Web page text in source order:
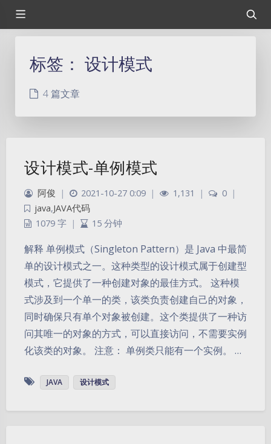
标签： 设计模式
4 篇文章
设计模式-单例模式
阿俊 | 2021-10-27 0:09 | 1,131 | 0 |
java,JAVA代码
1079 字 | 15 分钟
解释 单例模式（Singleton Pattern）是 Java 中最简
单的设计模式之一。这种类型的设计模式属于创建型
模式，它提供了一种创建对象的最佳方式。 这种模
式涉及到一个单一的类，该类负责创建自己的对象，
同时确保只有单个对象被创建。这个类提供了一种访
问其唯一的对象的方式，可以直接访问，不需要实例
化该类的对象。 注意： 单例类只能有一个实例。 …
JAVA 设计模式